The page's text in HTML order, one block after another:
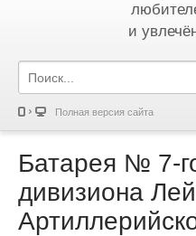
и
Полная версия сайта
Батарея № 7-
дивизиона